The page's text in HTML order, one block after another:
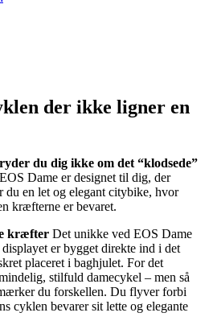
der ikke ligner en
du dig ikke om det “klodsede”
EOS Dame er designet til dig, der
en let og elegant citybike, hvor
kræfterne er bevaret.
kræfter Det unikke ved EOS Dame
er bygget direkte ind i det
placeret i baghjulet. For det
stilfuld damecykel – men så
du forskellen. Du flyver forbi
cyklen bevarer sit lette og elegante